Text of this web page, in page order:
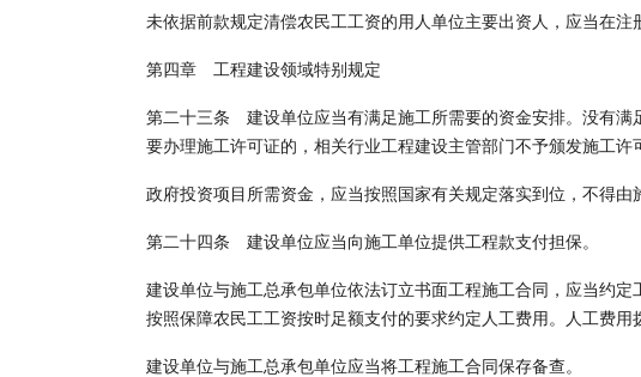
未依据前款规定清偿农民工工资的用人单位主要出资人，应当在注
第四章 工程建设领域特别规定
第二十三条 建设单位应当有满足施工所需要的资金安排。没有
要办理施工许可证的，相关行业工程建设主管部门不予颁发施工许
政府投资项目所需资金，应当按照国家有关规定落实到位，不得由
第二十四条 建设单位应当向施工单位提供工程款支付担保。
建设单位与施工总承包单位依法订立书面工程施工合同，应当约
按照保障农民工工资按时足额支付的要求约定人工费用。人工费用
建设单位与施工总承包单位应当将工程施工合同保存备查。